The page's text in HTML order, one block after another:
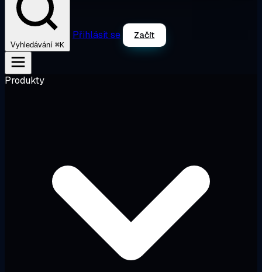
Vyhledávání ⌘K
Přihlásit se Začít
Produkty